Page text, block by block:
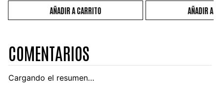
COMENTARIOS
Cargando el resumen…